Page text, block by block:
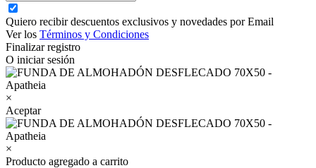
Quiero recibir descuentos exclusivos y novedades por Email
Ver los Términos y Condiciones
Finalizar registro
O iniciar sesión
×
Aceptar
×
Producto agregado a carrito